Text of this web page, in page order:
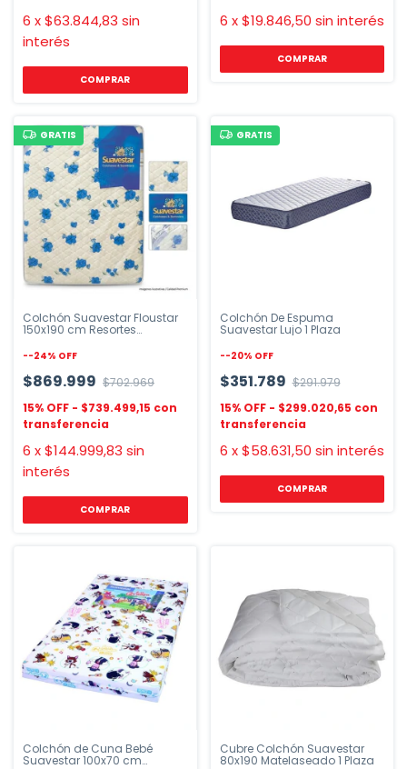
6 x$63.844,83 sin
interés
6 x$19.846,50 sin interés
GRATIS
Colchón Suavestar Floustar
150x190 cm Resortes
--24% OFF
$869.999 $702.969
$739.499,15
6 x$144.999,83 sin
interés
GRATIS
Colchón De Espuma
Suavestar Lujo 1 Plaza
--20% OFF
$351.789 $291.979
$299.020,65
6 x$58.631,50 sin interés
Colchón de Cuna Bebé
Suavestar 100x70 cm
Cubre Colchón Suavestar
80x190 Matelaseado 1 Plaza